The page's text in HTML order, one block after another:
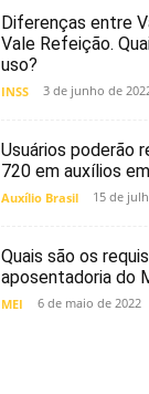
Diferenças entre
Vale Refeição.
uso?
INSS 3 de junho de
Usuários poderão
720 em auxílios
Auxílio Brasil 15 de
Quais são os
aposentadoria do
MEI 6 de maio de 2022